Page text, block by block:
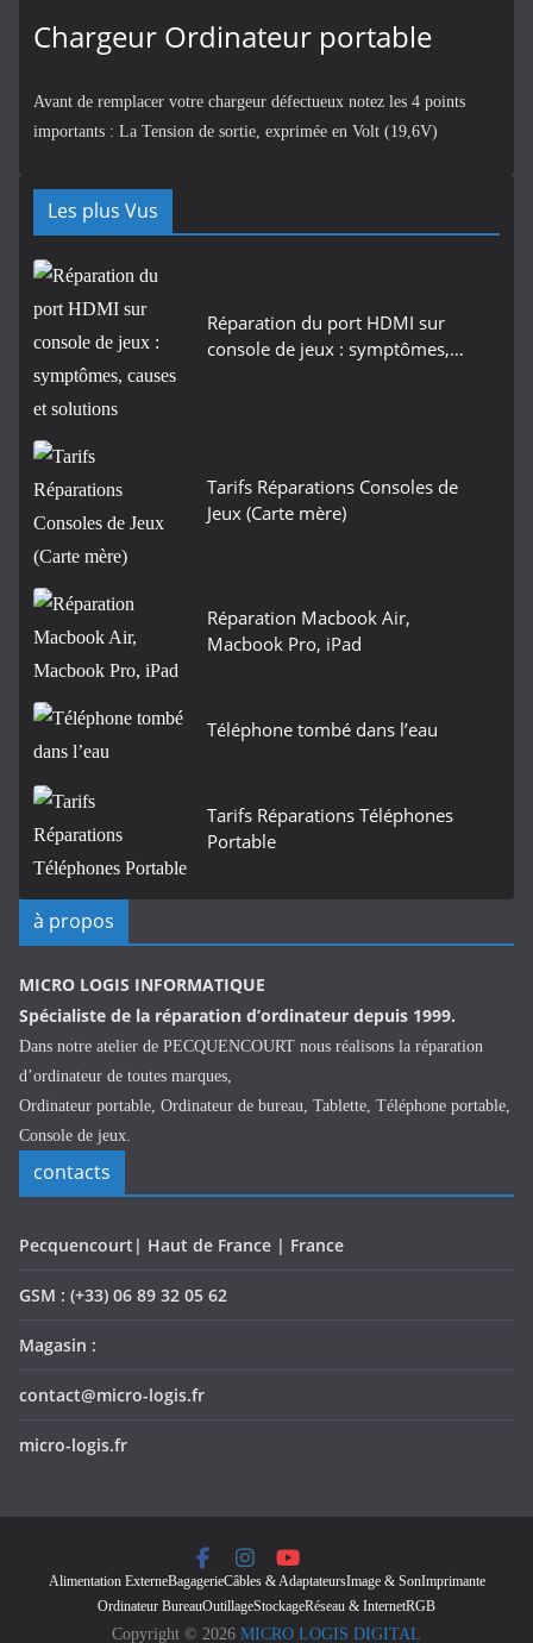
Chargeur Ordinateur portable
Avant de remplacer votre chargeur défectueux notez les 4 points
importants : La Tension de sortie, exprimée en Volt (19,6V)
Les plus Vus
Réparation du port HDMI sur
console de jeux : symptômes,…
Tarifs Réparations Consoles de
Jeux (Carte mère)
Réparation Macbook Air,
Macbook Pro, iPad
Téléphone tombé dans l’eau
Tarifs Réparations Téléphones
Portable
à propos
MICRO LOGIS INFORMATIQUE
Spécialiste de la réparation d’ordinateur depuis 1999.
Dans notre atelier de PECQUENCOURT nous réalisons la réparation
d’ordinateur de toutes marques,
Ordinateur portable, Ordinateur de bureau, Tablette, Téléphone portable,
Console de jeux.
contacts
Pecquencourt| Haut de France | France
GSM : (+33) 06 89 32 05 62
Magasin :
contact@micro-logis.fr
micro-logis.fr
Alimentation ExterneBagagerieCâbles & AdaptateursImage & SonImprimante
Ordinateur BureauOutillageStockageRéseau & InternetRGB
Copyright © 2026 MICRO LOGIS DIGITAL